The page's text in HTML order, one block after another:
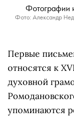
Фотографии
Фото: Александр
Первые
относятся к
духовной
упоминаются